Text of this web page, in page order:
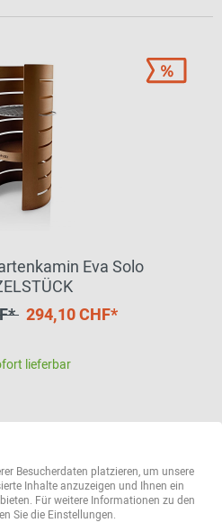
Eva Solo
294,10 CHF*
lieferbar
Besucherdaten platzieren, um unsere
Inhalte anzuzeigen und Ihnen ein
Für weitere Informationen zu den
Sie die Einstellungen.